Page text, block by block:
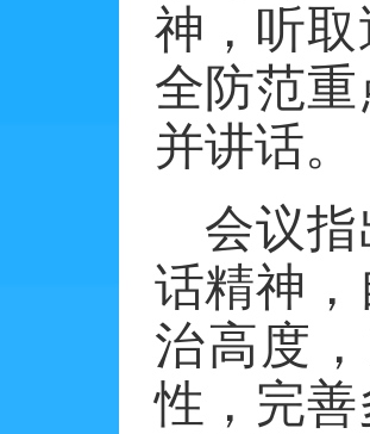
神，听
全防范
并讲话。
会议
话精神
治高度
性，完